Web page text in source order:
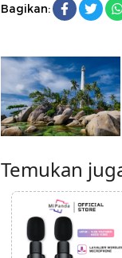
Bagikan:
Temukan